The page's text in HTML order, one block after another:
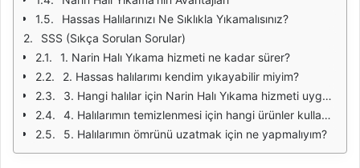
Hassas Halılarınızı Ne Sıklıkla Yıkamalısınız?
SSS (Sıkça Sorulan Sorular)
1. Narin Halı Yıkama hizmeti ne kadar sürer?
2. Hassas halılarımı kendim yıkayabilir miyim?
3. Hangi halılar için Narin Halı Yıkama hizmeti uygundur?
4. Halılarımın temizlenmesi için hangi ürünler kullanılıyor?
5. Halılarımın ömrünü uzatmak için ne yapmalıyım?